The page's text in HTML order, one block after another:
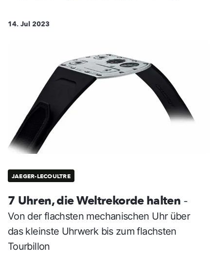
14. Jul 2023
JAEGER-LECOULTRE
7 Uhren, die Weltrekorde halten -
Von der flachsten mechanischen Uhr über
das kleinste Uhrwerk bis zum flachsten
Tourbillon